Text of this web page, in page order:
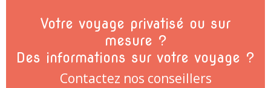
Votre voyage privatisé ou sur
mesure ?
Des informations sur votre voyage ?
Contactez nos conseillers